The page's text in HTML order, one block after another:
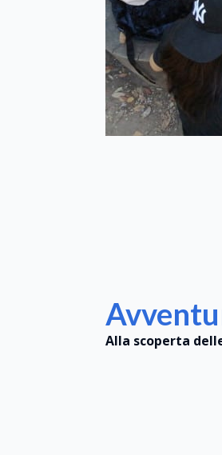
Alla scoperta